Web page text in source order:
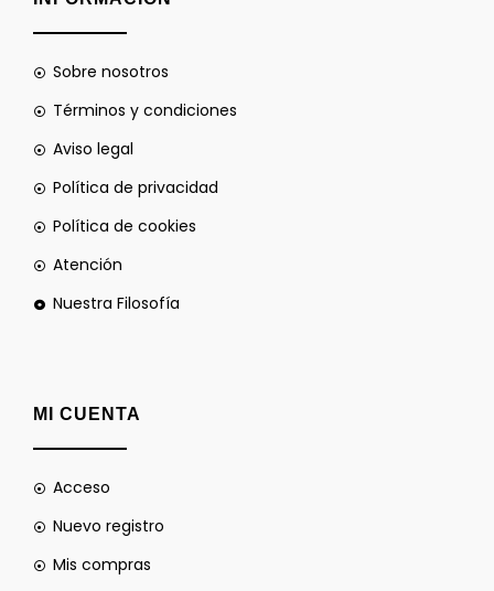
Sobre nosotros
Términos y condiciones
Aviso legal
Política de privacidad
Política de cookies
Atención
Nuestra Filosofía
MI CUENTA
Acceso
Nuevo registro
Mis compras